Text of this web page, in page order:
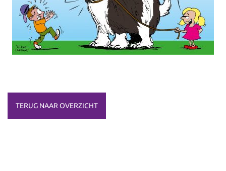
TERUG NAAR OVERZICHT